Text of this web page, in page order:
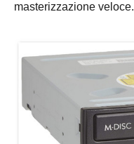
masterizzazione veloce.